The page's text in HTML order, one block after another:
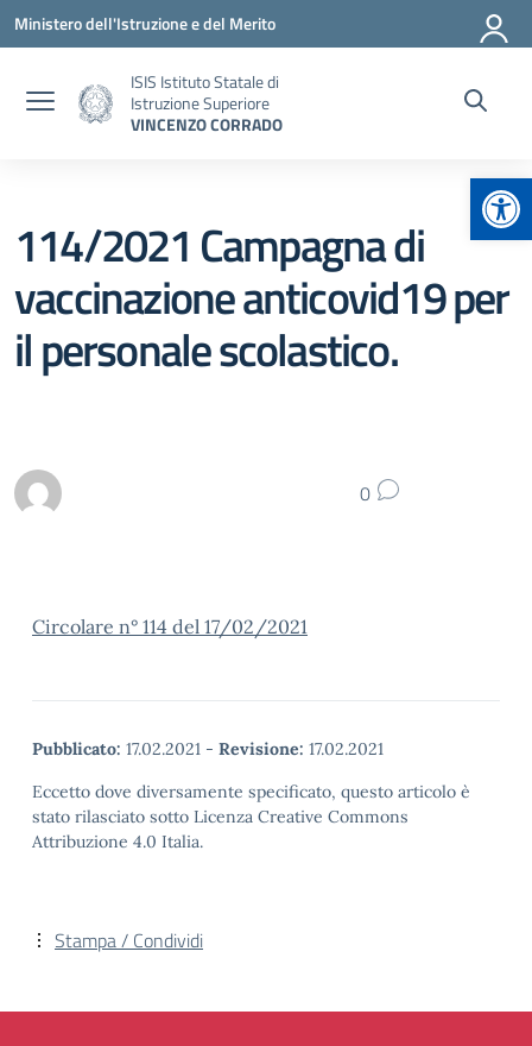
Vai ai contenuti
Vai al menu di navigazione
Vai al footer
Ministero dell'Istruzione e del Merito
ISIS Istituto Statale di
Istruzione Superiore
VINCENZO CORRADO
114/2021 Campagna di
vaccinazione anticovid19 per
il personale scolastico.
0
Circolare n° 114 del 17/02/2021
Pubblicato: 17.02.2021 - Revisione: 17.02.2021
Eccetto dove diversamente specificato, questo articolo è
stato rilasciato sotto Licenza Creative Commons
Attribuzione 4.0 Italia.
Stampa / Condividi